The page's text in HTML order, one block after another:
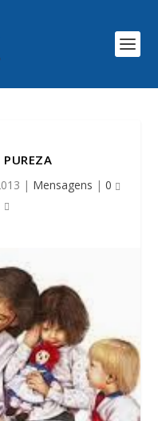
PUREZA
| Mensagens | 0